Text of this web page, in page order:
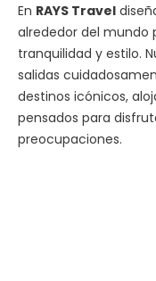
En RAYS Travel
alrededor del mundo
tranquilidad y estilo.
salidas
destinos icónicos,
pensados para
preocupaciones.